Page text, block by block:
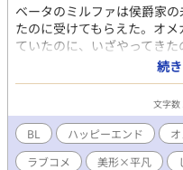
ベータのミルファは侯爵家
たのに受けてもらえた。オ
ていたのに、いざやってき
ーノだった！？ 大きな秘密
れ違う。ミルファの体にも
た。ままならない体を抱え
られないミルファは、消え
をテーマにしたじれもだオメ
ァ×ベータ（後天性オメガ）
続
文字
BL ハッピーエンド
ラブコメ
美形×平凡